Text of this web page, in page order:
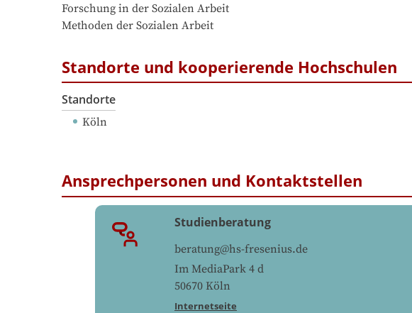
Forschung in der Sozialen Arbeit
Methoden der Sozialen Arbeit
Standorte und kooperierende Hochschulen
Standorte
Köln
Ansprechpersonen und Kontaktstellen
Studienberatung
beratung@hs-fresenius.de
Im MediaPark 4 d
50670 Köln
Internetseite